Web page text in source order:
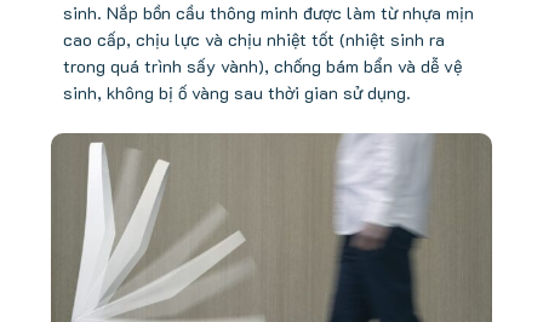
sinh. Nắp bồn cầu thông minh được làm từ nhựa mịn
cao cấp, chịu lực và chịu nhiệt tốt (nhiệt sinh ra
trong quá trình sấy vành), chống bám bẩn và dễ vệ
sinh, không bị ố vàng sau thời gian sử dụng.